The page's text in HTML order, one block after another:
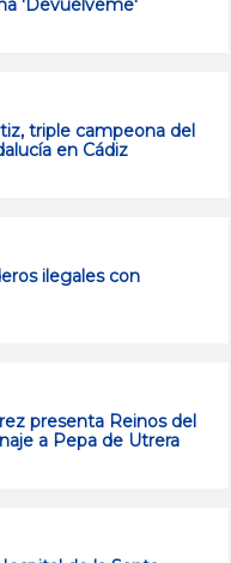
'Devuélveme'
triple campeona del
en Cádiz
ilegales con
presenta Reinos del
a Pepa de Utrera